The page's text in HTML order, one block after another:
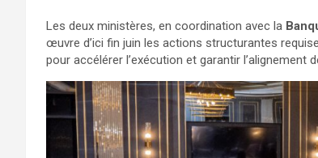
Les deux ministères, en coordination avec la
œuvre d’ici fin juin les actions structurantes
pour accélérer l’exécution et garantir l’alignement